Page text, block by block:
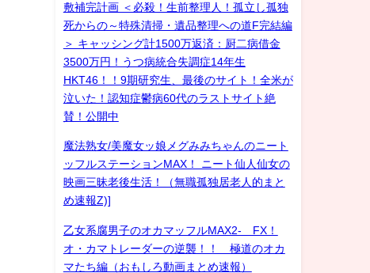
敷補完計画 ＜必殺！生前整理人！孤立し孤独
死からの～特殊清掃・遺品整理への道F完結編
＞ キャッシング計1500万返済：厨二病借金
3500万円！うつ病統合失調症14年生
HKT46！！9期研究生、最後のサイト！全米が
泣いた！認知症鬱病60代のラストサイト絶
賛！公開中
魔法熟女/美魔女ッ娘メグみみちゃんのニート
ッフルステーションMAX！ ニート仙人仙女の
映画三昧老後生活！（無職孤独居老人的まと
め速報Z)]
乙女系腐男子のオカマッフルMAX2- FX！
オ・カマトレーダーの逆襲！！ 極道のオカ
マたち編（おもしろ動画まとめ速報）